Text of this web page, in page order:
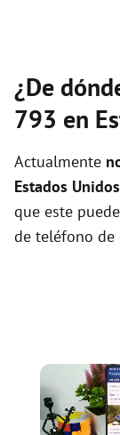
¿De
793 en
Actualmente
Estados Unidos
que este
de teléfono de